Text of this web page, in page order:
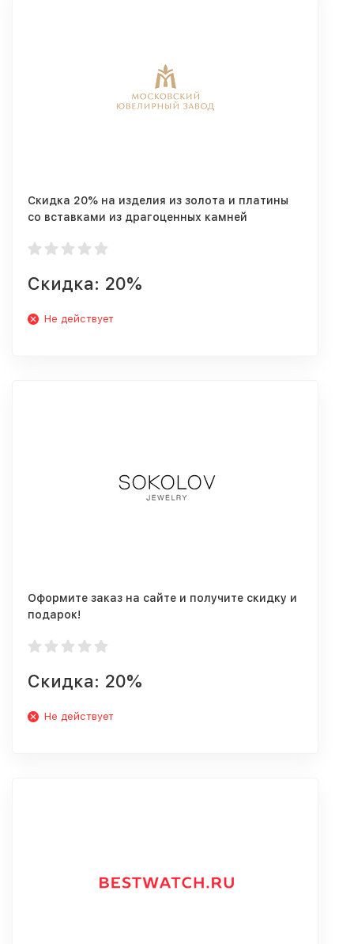
Скидка 20% на изделия из золота и платины
со вставками из драгоценных камней
Скидка: 20%
Не действует
Оформите заказ на сайте и получите скидку и
подарок!
Скидка: 20%
Не действует